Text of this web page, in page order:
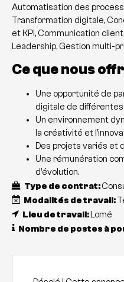
Automatisation des
Transformation digitale,
et KPI, Communication
Leadership, Gestion multi-
Ce que nous
Une opportunité de
digitale de
Un environnement
la créativité et
Des projets variés et
Une rémunération
d’évolution.
Type de contrat:
Modalités de travail:
Lieu de travail: Lomé
Nombre de postes à